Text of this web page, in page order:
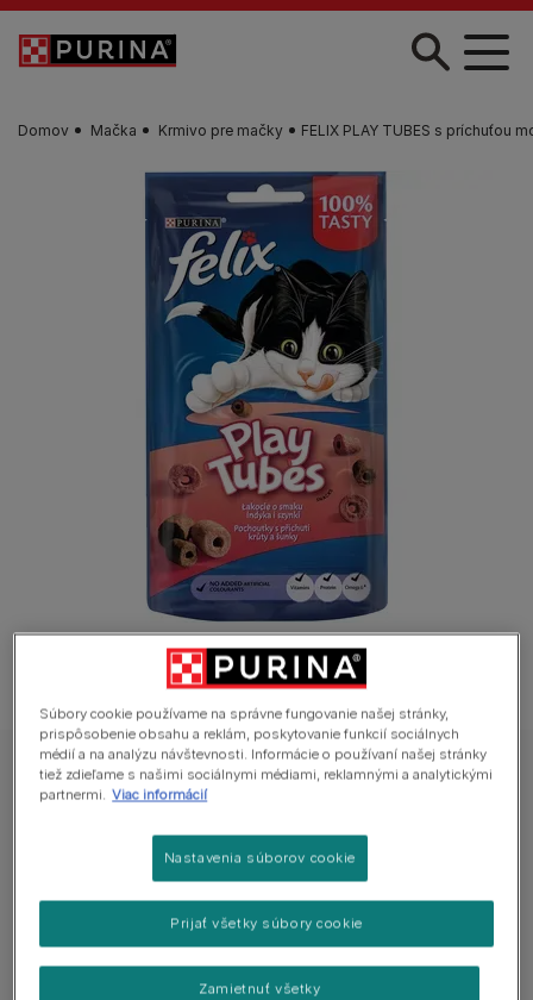
Skočiť na hlavný obsah
Domov Mačka Krmivo pre mačky FELIX PLAY TUBES s príchuťou
FELIX PLAY TUBES s príchuťou morky a šunky
FELIX PLAY TUBES s príchuťou morky a
Zatiaľ žiadne hodnotenia
Súbory cookie používame na správne fungovanie našej stránky,
prispôsobenie obsahu a reklám, poskytovanie funkcií sociálnych
médií a na analýzu návštevnosti. Informácie o používaní našej stránky
tiež zdieľame s našimi sociálnymi médiami, reklamnými a analytickými
partnermi. Viac informácií
Nastavenia súborov cookie
Zamietnuť všetky
Prijať všetky súbory cookie